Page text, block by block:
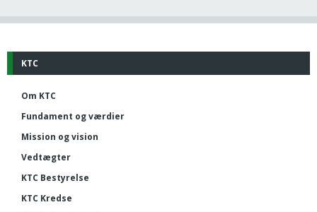
KTC
Om KTC
Fundament og værdier
Mission og vision
Vedtægter
KTC Bestyrelse
KTC Kredse